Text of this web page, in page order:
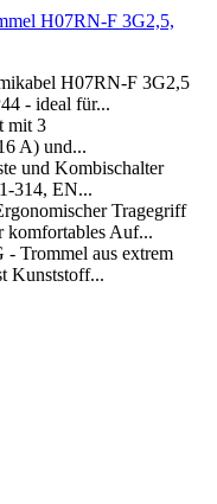
H07RN-F 3G2,5,
H07RN-F 3G2,5
- ideal für...
mit 3
A) und...
und Kombischalter
314, EN...
Tragegriff
komfortables Auf...
Trommel aus extrem
Kunststoff...